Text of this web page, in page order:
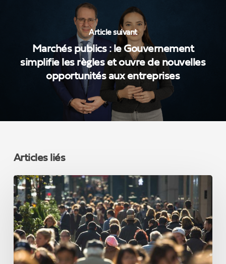
Article suivant
Marchés publics : le Gouvernement
simplifie les règles et ouvre de nouvelles
opportunités aux entreprises
Articles liés
L’immigration
choisie
est
une
opportunité,
l’immigration
illégale
un